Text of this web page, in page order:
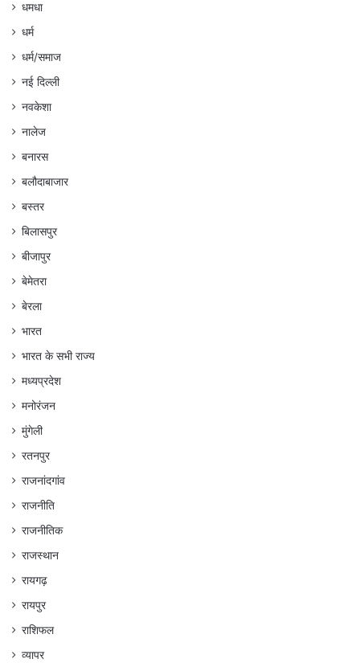
धमधा
धर्म
धर्म/समाज
नई दिल्ली
नवकेशा
नालेज
बनारस
बलौदाबाजार
बस्तर
बिलासपुर
बीजापुर
बेमेतरा
बेरला
भारत
भारत के सभी राज्य
मध्यप्रदेश
मनोरंजन
मुंगेली
रतनपुर
राजनांदगांव
राजनीति
राजनीतिक
राजस्थान
रायगढ़
रायपुर
राशिफल
व्यापर